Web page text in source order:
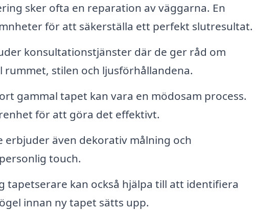
sker ofta en reparation av väggarna. En
för att säkerställa ett perfekt slutresultat.
konsultationstjänster där de ger råd om
stilen och ljusförhållandena.
gammal tapet kan vara en mödosam process.
för att göra det effektivt.
erbjuder även dekorativ målning och
touch.
tapetserare kan också hjälpa till att identifiera
innan ny tapet sätts upp.